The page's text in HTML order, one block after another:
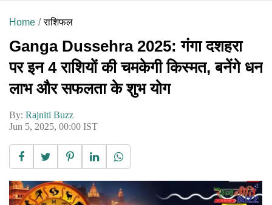
Home राशिफल
Ganga Dussehra 2025: गंगा दशहरा
पर इन 4 राशियों की चमकेगी किस्मत, बनेंगे धन
लाभ और सफलता के शुभ योग
By: Rajniti Buzz
Jun 5, 2025, 00:00 IST